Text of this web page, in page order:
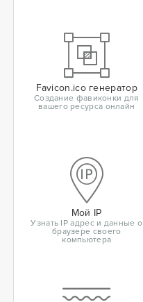
Favicon.ico генератор
Создание фавиконки для
вашего ресурса онлайн
Мой IP
Узнать IP адрес и данные о
браузере своего
компьютера